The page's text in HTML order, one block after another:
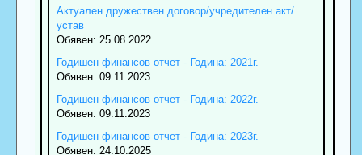
Актуален дружествен договор/учредителен акт/
устав
Обявен: 25.08.2022
Годишен финансов отчет - Година: 2021г.
Обявен: 09.11.2023
Годишен финансов отчет - Година: 2022г.
Обявен: 09.11.2023
Годишен финансов отчет - Година: 2023г.
Обявен: 24.10.2025